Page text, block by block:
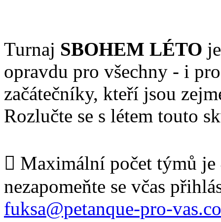
Turnaj SBOHEM LÉTO
opravdu pro všechny - i
začátečníky, kteří jsou
Rozlučte se s létem touto
 Maximální počet týmů
nezapomeňte se včas
fuksa@petanque-pro-